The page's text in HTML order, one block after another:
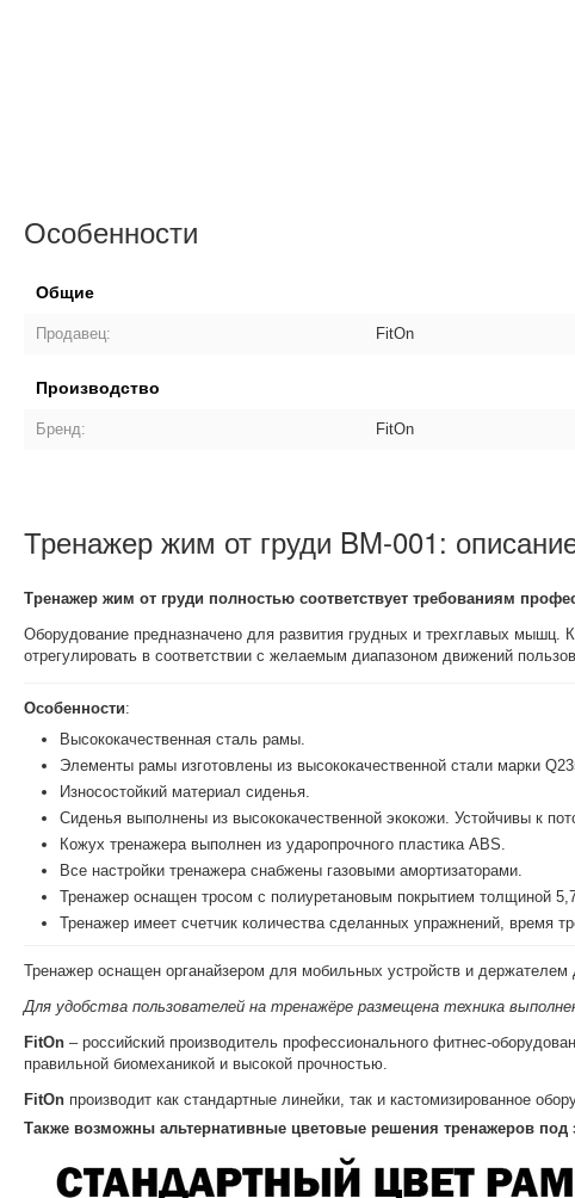
Особенности
Общие
Продавец: FitOn
Производство
Бренд: FitOn
Тренажер жим от груди BM-001:
Тренажер жим от груди полностью соответствует требованиям
Оборудование предназначено для развития грудных и трехглавых
отрегулировать в соответствии с желаемым диапазоном движений
Особенности:
Высококачественная сталь рамы.
Элементы рамы изготовлены из высококачественной стали марки
Износостойкий материал сиденья.
Сиденья выполнены из высококачественной экокожи. Устойчивы к
Кожух тренажера выполнен из ударопрочного пластика ABS.
Все настройки тренажера снабжены газовыми амортизаторами.
Тренажер оснащен тросом с полиуретановым покрытием толщиной
Тренажер имеет счетчик количества сделанных упражнений, время
Тренажер оснащен органайзером для мобильных устройств и держателем
Для удобства пользователей на тренажёре размещена техника
FitOn– российский производитель профессионального фитнес-
правильной биомеханикой и высокой прочностью.
FitOn производит как стандартные линейки, так и кастомизированное
Также возможны альтернативные цветовые решения тренажеров под